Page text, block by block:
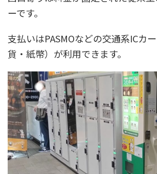
ーです。
支払いはPASMOなどの交通系ICカ
貨・紙幣）が利用できます。